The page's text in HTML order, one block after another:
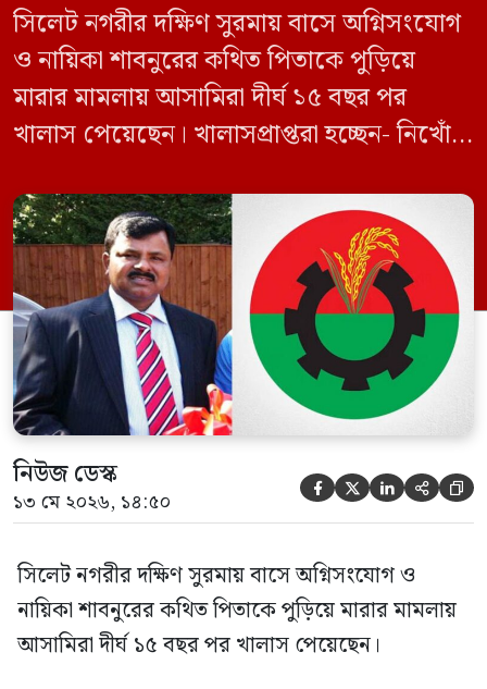
সিলেট নগরীর দক্ষিণ সুরমায় বাসে অগ্নিসংযোগ
ও নায়িকা শাবনুরের কথিত পিতাকে পুড়িয়ে
মারার মামলায় আসামিরা দীর্ঘ ১৫ বছর পর
খালাস পেয়েছেন। খালাসপ্রাপ্তরা হচ্ছেন- নিখোঁজ
ইফতেখার আহমদ দিনারসহ ৩৮ জন নেতাকর্মী।
মঙ্গলবার দুপুরে মামলার দীর্ঘ শুনানি ও সাক্ষ্য-
প্রমাণ জেরা শেষে আসামিরা নির্দোষ প্রমাণিত
হওয়ায় খালাস দেন বিচারক। মানবপাচার […]
নিউজ ডেস্ক
১৩ মে ২০২৬, ১৪:৫০     
সিলেট নগরীর দক্ষিণ সুরমায় বাসে অগ্নিসংযোগ ও
নায়িকা শাবনুরের কথিত পিতাকে পুড়িয়ে মারার মামলায়
আসামিরা দীর্ঘ ১৫ বছর পর খালাস পেয়েছেন।